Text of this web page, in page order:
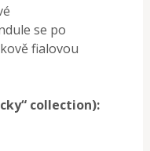
se po
fialovou
collection):